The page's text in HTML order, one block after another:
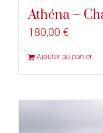
Athéna –
180,00 €
Ajouter au panier